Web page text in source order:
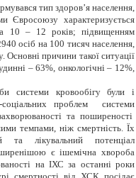
тип здоров’я населення,
Євросоюзу характеризується
10 – 12 років; підвищенням
осіб на 100 тисяч населення,
Основні причини такої ситуації
– 63%, онкологічні – 12%,
системи кровообігу були і
проблем системи
та поширеності
темпами, ніж смертність. Їх
та лікувальний потенціал
є ішемічна хвороба
на ІХС за останні роки